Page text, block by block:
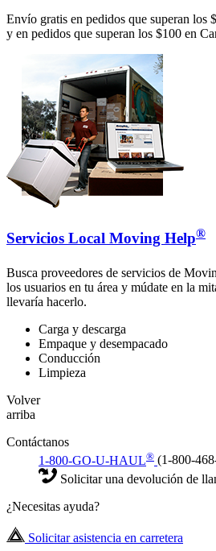
Envío gratis en pedidos que superan los
y en pedidos que superan los $100 en
Servicios Local Moving Help®
Busca proveedores de servicios de
los usuarios en tu área y múdate en la
llevaría hacerlo.
Carga y descarga
Empaque y desempacado
Conducción
Limpieza
Volver
arriba
Contáctanos
1-800-GO-U-HAUL® (1-800-
Solicitar una devolución de
¿Necesitas ayuda?
Solicitar asistencia en carretera